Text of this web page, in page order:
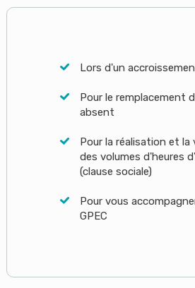
Lors d'un
Pour le remplacement
absent
Pour la réalisation et la
des volumes d'heures
(clause sociale)
Pour vous
GPEC